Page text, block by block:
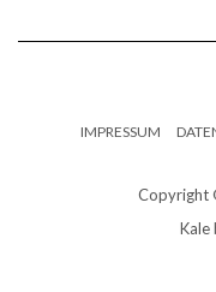
IMPRESSUM
Copyright
Kale